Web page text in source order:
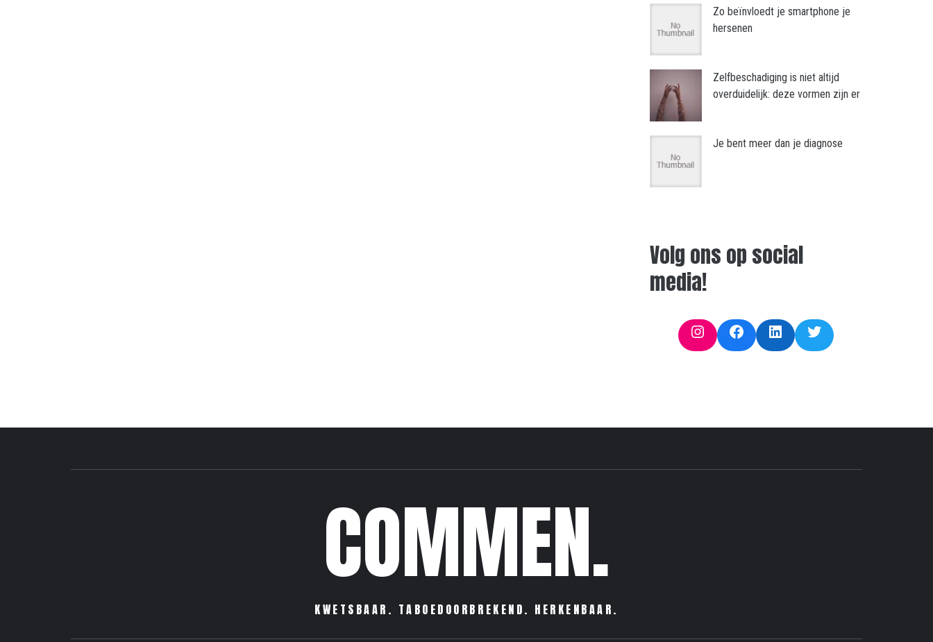
Zo beïnvloedt je smartphone je
hersenen
Zelfbeschadiging is niet altijd
overduidelijk: deze vormen zijn er
Je bent meer dan je diagnose
Volg ons op social
media!
InstagramFacebookLinkedInTwitter
COMMEN.
KWETSBAAR. TABOEDOORBREKEND. HERKENBAAR.